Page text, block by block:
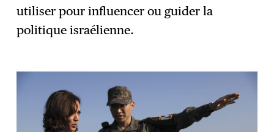
utiliser pour influencer ou guider la
politique israélienne.